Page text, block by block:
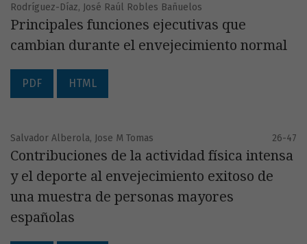
Rodríguez-Díaz, José Raúl Robles Bañuelos
Principales funciones ejecutivas que
cambian durante el envejecimiento normal
PDF HTML
Salvador Alberola, Jose M Tomas 26-47
Contribuciones de la actividad física intensa
y el deporte al envejecimiento exitoso de
una muestra de personas mayores
españolas